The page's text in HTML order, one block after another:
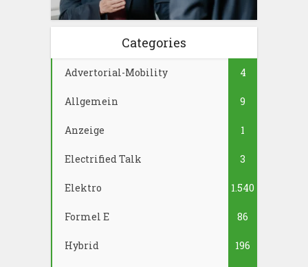
Categories
Advertorial-Mobility 4
Allgemein 9
Anzeige 1
Electrified Talk 3
Elektro 1.540
Formel E 86
Hybrid 196